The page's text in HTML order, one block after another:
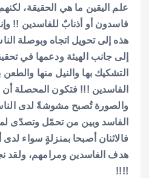
علم اليقين ما هي الحقيقة،
فاسدون أو أذنابٌ للفاسدين !!
هذه إلى تحويل اتجاه وبوصلة
إلى جانب الهيئة ودعمها في
التشكيك بها والنيل منها والطعن
الفاسدين !!! فتكون المحصلة أن
والصورة تُصبح مشوشةً لدى
الفاسد وبين من تحمّل وتصدّى
فالاثنان أصبحا بمنزلةٍ سواء
هدف الفاسدين ومرامهم، ولقد
!!!!